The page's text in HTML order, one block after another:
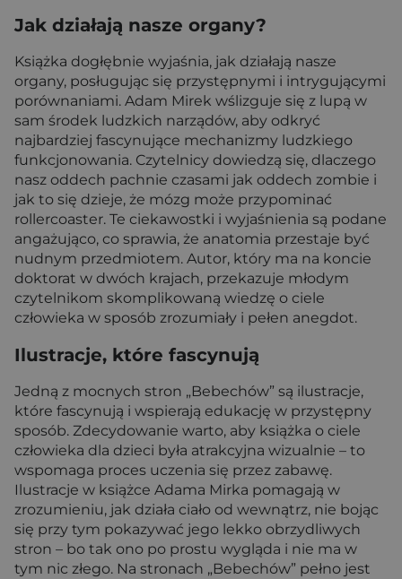
Jak działają nasze organy?
Książka dogłębnie wyjaśnia, jak działają nasze
organy, posługując się przystępnymi i intrygującymi
porównaniami. Adam Mirek wślizguje się z lupą w
sam środek ludzkich narządów, aby odkryć
najbardziej fascynujące mechanizmy ludzkiego
funkcjonowania. Czytelnicy dowiedzą się, dlaczego
nasz oddech pachnie czasami jak oddech zombie i
jak to się dzieje, że mózg może przypominać
rollercoaster. Te ciekawostki i wyjaśnienia są podane
angażująco, co sprawia, że anatomia przestaje być
nudnym przedmiotem. Autor, który ma na koncie
doktorat w dwóch krajach, przekazuje młodym
czytelnikom skomplikowaną wiedzę o ciele
człowieka w sposób zrozumiały i pełen anegdot.
Ilustracje, które fascynują
Jedną z mocnych stron „Bebechów” są ilustracje,
które fascynują i wspierają edukację w przystępny
sposób. Zdecydowanie warto, aby książka o ciele
człowieka dla dzieci była atrakcyjna wizualnie – to
wspomaga proces uczenia się przez zabawę.
Ilustracje w książce Adama Mirka pomagają w
zrozumieniu, jak działa ciało od wewnątrz, nie bojąc
się przy tym pokazywać jego lekko obrzydliwych
stron – bo tak ono po prostu wygląda i nie ma w
tym nic złego. Na stronach „Bebechów” pełno jest